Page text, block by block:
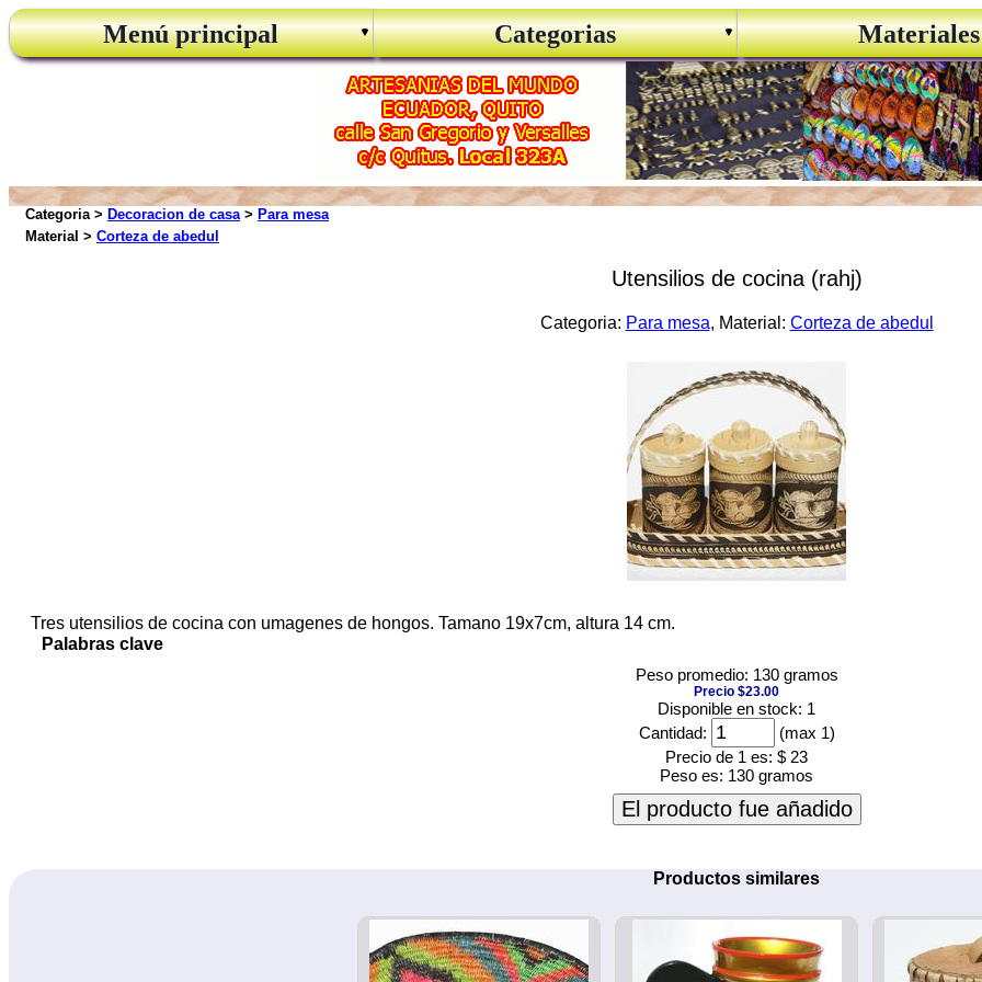
Menú principal Categorias Materiales
Categoria > Decoracion de casa> Para mesa
Material > Corteza de abedul
Utensilios de cocina (rahj)
Categoria: Para mesa, Material: Corteza de abedul
Tres utensilios de cocina con umagenes de hongos. Tamano 19x7cm, altura 14 cm.
Palabras clave
Peso promedio: 130 gramos
Precio $23.00
Disponible en stock: 1
Cantidad:
(max 1)
Precio de 1 es: $ 23
Peso es: 130 gramos
El producto fue añadido
Productos similares